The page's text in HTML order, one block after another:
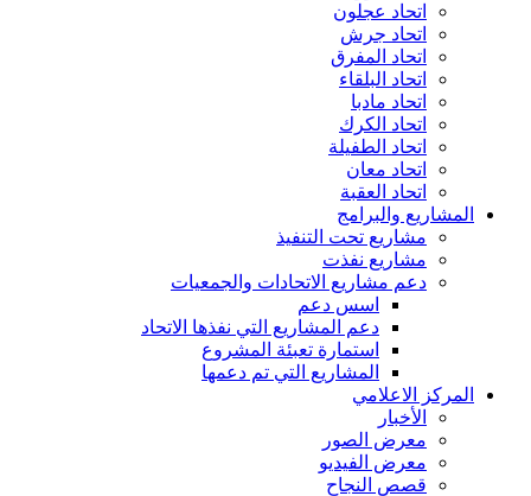
اتحاد عجلون
اتحاد جرش
اتحاد المفرق
اتحاد البلقاء
اتحاد مادبا
اتحاد الكرك
اتحاد الطفيلة
اتحاد معان
اتحاد العقبة
المشاريع والبرامج
مشاريع تحت التنفيذ
مشاريع نفذت
دعم مشاريع الاتحادات والجمعيات
اسس دعم
دعم المشاريع التي نفذها الاتحاد
استمارة تعبئة المشروع
المشاريع التي تم دعمها
المركز الاعلامي
الأخبار
معرض الصور
معرض الفيديو
قصص النجاح